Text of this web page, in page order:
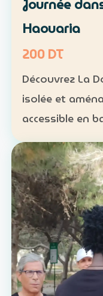
Journée
Haouaria
200 DT
Découvrez La
isolée et
accessible en bateau. Tarif :
personne
personnes
Activités :